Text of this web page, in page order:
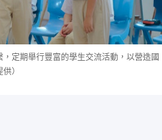
定期舉行豐富的學生交流活動，以營造國
）